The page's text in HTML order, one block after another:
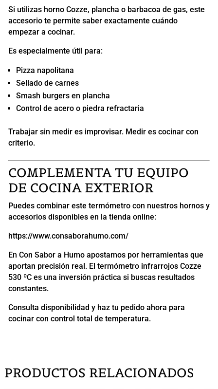
Si utilizas horno Cozze, plancha o barbacoa de gas, este
accesorio te permite saber exactamente cuándo
empezar a cocinar.
Es especialmente útil para:
Pizza napolitana
Sellado de carnes
Smash burgers en plancha
Control de acero o piedra refractaria
Trabajar sin medir es improvisar. Medir es cocinar con
criterio.
COMPLEMENTA TU EQUIPO
DE COCINA EXTERIOR
Puedes combinar este termómetro con nuestros hornos y
accesorios disponibles en la tienda online:
https://www.consaborahumo.com/
En Con Sabor a Humo apostamos por herramientas que
aportan precisión real. El termómetro infrarrojos Cozze
530 ºC es una inversión práctica si buscas resultados
constantes.
Consulta disponibilidad y haz tu pedido ahora para
cocinar con control total de temperatura.
PRODUCTOS RELACIONADOS